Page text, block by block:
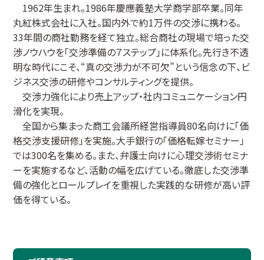
1962年生まれ。1986年慶應義塾大学商学部卒業。同年
丸紅株式会社に入社。国内外で約1万件の交渉に携わる。
33年間の商社勤務を経て独立。総合商社の現場で培った交
渉ノウハウを「交渉準備の７ステップ」に体系化。先行き不透
明な時代にこそ、“真の交渉力が不可欠”という信念の下、ビ
ジネス交渉の研修やコンサルティングを提供。
交渉力強化により売上アップ・社内コミュニケーション円
滑化を実現。
全国から集まった商工会議所経営指導員80名向けに「価
格交渉支援研修」を実施。大手銀行の「価格転嫁セミナー」
では300名を集める。また、弁護士向けに心理交渉術セミナ
ーを実施するなど、活動の幅を広げている。徹底した交渉準
備の強化とロールプレイを重視した実践的な研修が高い評
価を得ている。